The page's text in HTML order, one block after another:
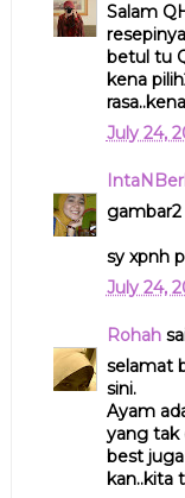
Salam
betul tu
kena
July 24,
sy xpnh
July 24,
Rohah
selamat
sini.
Ayam
yang tak
best
kan..kita